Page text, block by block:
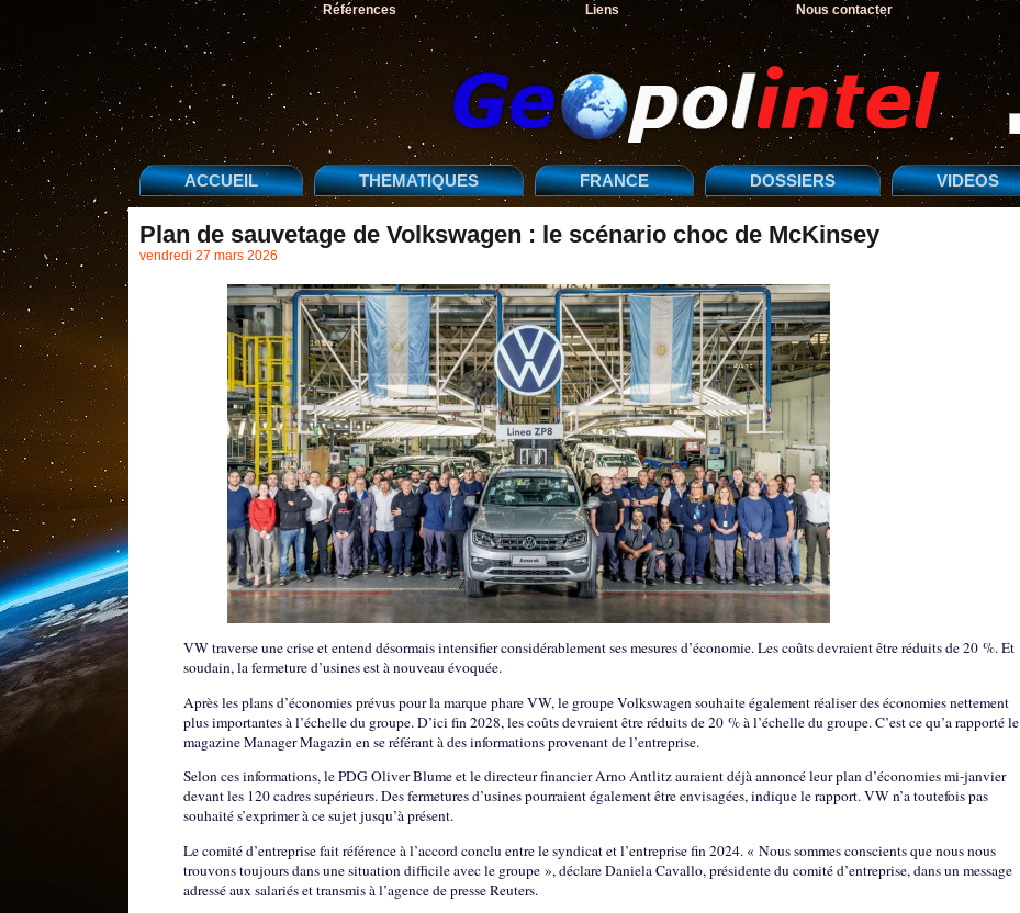
Références Liens Nous contacter
ACCUEIL THEMATIQUES FRANCE DOSSIERS VIDEOS
Plan de sauvetage de Volkswagen : le scénario choc de McKinsey
vendredi 27 mars 2026
VW traverse une crise et entend désormais intensifier considérablement ses mesures d’économie. Les coûts devraient être réduits de 20 %. Et
soudain, la fermeture d’usines est à nouveau évoquée.
Après les plans d’économies prévus pour la marque phare VW, le groupe Volkswagen souhaite également réaliser des économies nettement
plus importantes à l’échelle du groupe. D’ici fin 2028, les coûts devraient être réduits de 20 % à l’échelle du groupe. C’est ce qu’a rapporté le
magazine Manager Magazin en se référant à des informations provenant de l’entreprise.
Selon ces informations, le PDG Oliver Blume et le directeur financier Arno Antlitz auraient déjà annoncé leur plan d’économies mi-janvier
devant les 120 cadres supérieurs. Des fermetures d’usines pourraient également être envisagées, indique le rapport. VW n’a toutefois pas
souhaité s’exprimer à ce sujet jusqu’à présent.
Le comité d’entreprise fait référence à l’accord conclu entre le syndicat et l’entreprise fin 2024. « Nous sommes conscients que nous nous
trouvons toujours dans une situation difficile avec le groupe », déclare Daniela Cavallo, présidente du comité d’entreprise, dans un message
adressé aux salariés et transmis à l’agence de presse Reuters.